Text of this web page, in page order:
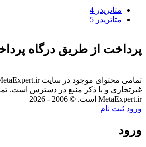
متاتريدر 4
متاتريدر 5
پرداخت از طریق درگاه
غیرتجاری و با ذکر منبع در دسترس است.
MetaExpert.ir است. © 2006 - 2026
ورود ثبت نام
ورود